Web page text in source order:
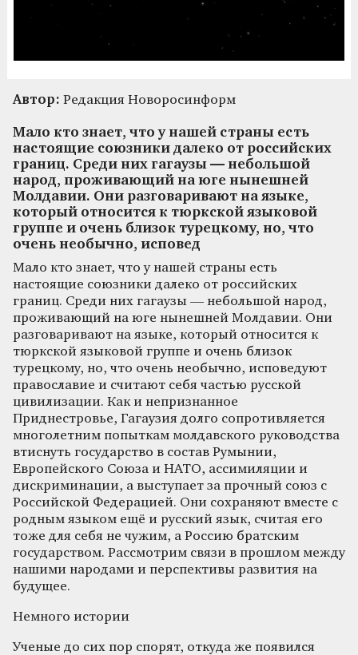
Автор: Редакция Новоросинформ
Мало кто знает, что у нашей страны есть
настоящие союзники далеко от российских
границ. Среди них гагаузы — небольшой
народ, проживающий на юге нынешней
Молдавии. Они разговаривают на языке,
который относится к тюркской языковой
группе и очень близок турецкому, но, что
очень необычно, исповед
Мало кто знает, что у нашей страны есть
настоящие союзники далеко от российских
границ. Среди них гагаузы — небольшой народ,
проживающий на юге нынешней Молдавии. Они
разговаривают на языке, который относится к
тюркской языковой группе и очень близок
турецкому, но, что очень необычно, исповедуют
православие и считают себя частью русской
цивилизации. Как и непризнанное
Приднестровье, Гагаузия долго сопротивляется
многолетним попыткам молдавского руководства
втиснуть государство в состав Румынии,
Европейского Союза и НАТО, ассимиляции и
дискриминации, а выступает за прочный союз с
Российской Федерацией. Они сохраняют вместе с
родным языком ещё и русский язык, считая его
тоже для себя не чужим, а Россию братским
государством. Рассмотрим связи в прошлом между
нашими народами и перспективы развития на
будущее.
Немного истории
Ученые до сих пор спорят, откуда же появился